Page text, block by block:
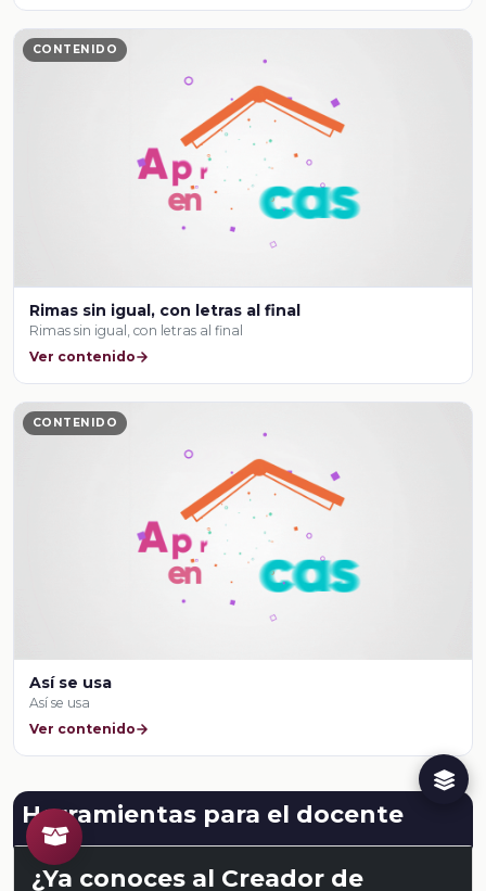
CONTENIDO
Rimas sin igual, con letras al final
Rimas sin igual, con letras al final
Ver contenido
CONTENIDO
Así se usa
Así se usa
Ver contenido
Herramientas para el docente
¿Ya conoces al Creador de